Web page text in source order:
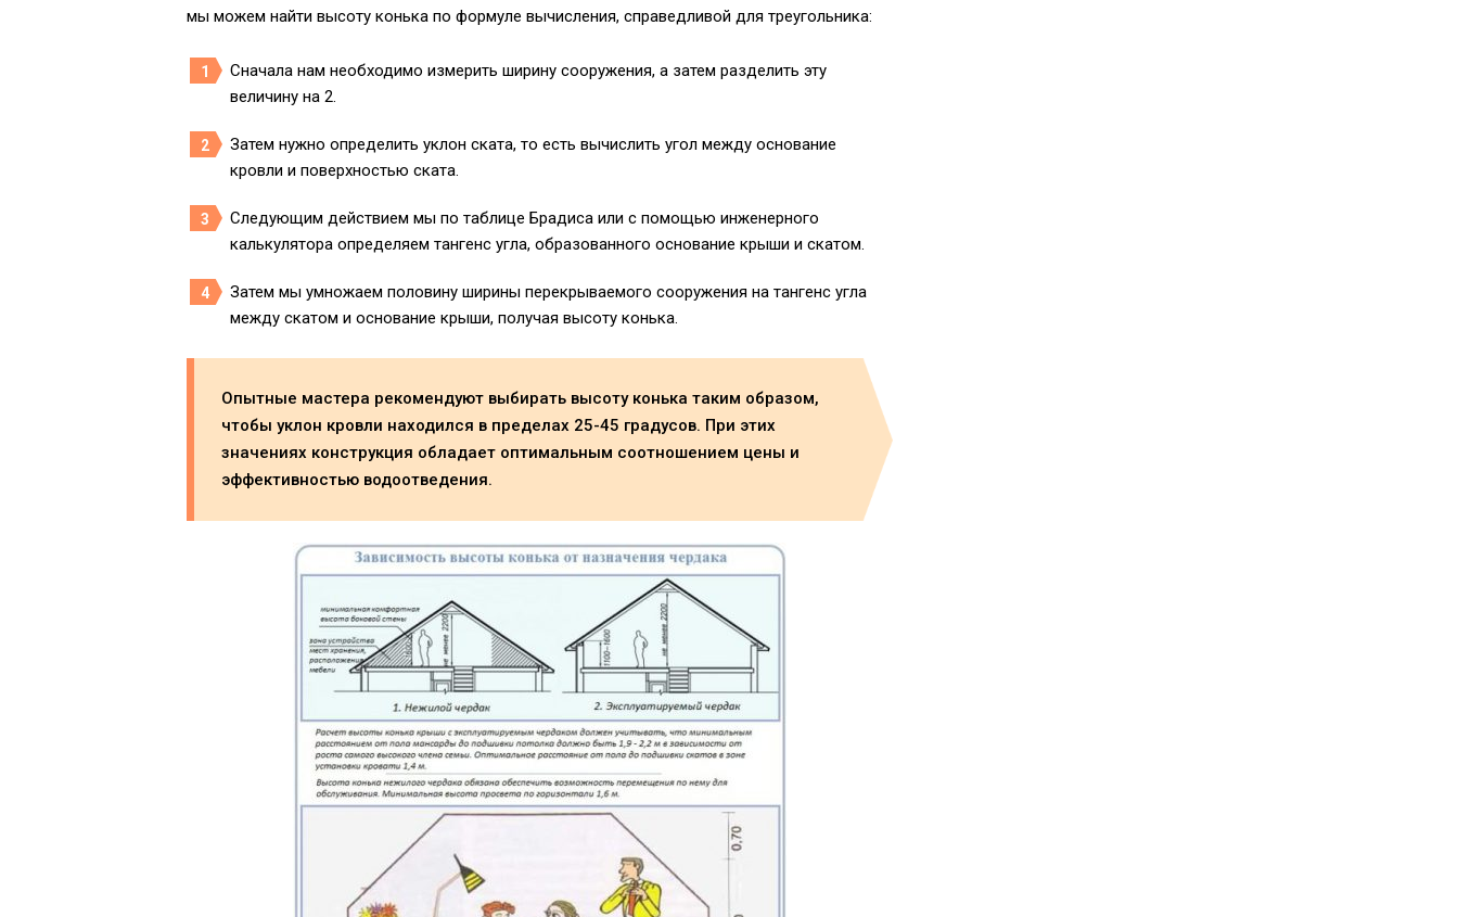
мы можем найти высоту конька по формуле вычисления, справедливой для треугольника:
Сначала нам необходимо измерить ширину сооружения, а затем разделить эту
величину на 2.
Затем нужно определить уклон ската, то есть вычислить угол между основание
кровли и поверхностью ската.
Следующим действием мы по таблице Брадиса или с помощью инженерного
калькулятора определяем тангенс угла, образованного основание крыши и скатом.
Затем мы умножаем половину ширины перекрываемого сооружения на тангенс угла
между скатом и основание крыши, получая высоту конька.
Опытные мастера рекомендуют выбирать высоту конька таким образом,
чтобы уклон кровли находился в пределах 25-45 градусов. При этих
значениях конструкция обладает оптимальным соотношением цены и
эффективностью водоотведения.